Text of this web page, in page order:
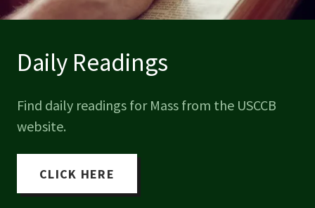
Daily Readings
Find daily readings for Mass from the USCCB
website.
CLICK HERE